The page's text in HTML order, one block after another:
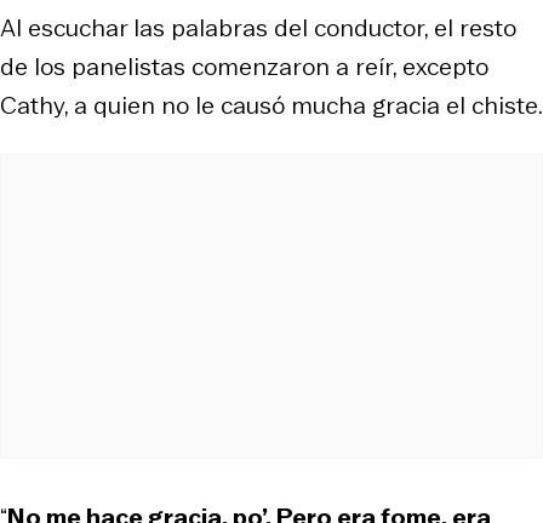
Al escuchar las palabras del conductor, el resto
de los panelistas comenzaron a reír, excepto
Cathy, a quien no le causó mucha gracia el chiste.